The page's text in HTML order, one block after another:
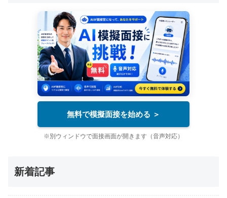
無料で模擬面接を始める ＞
※別ウィンドウで面接画面が開きます（音声対応）
新着記事